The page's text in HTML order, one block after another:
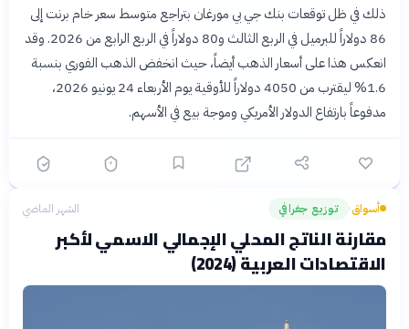
ذلك في ظل توقعات بنك جي بي مورغان بتراجع متوسط سعر خام برنت إلى
86 دولاراً للبرميل في الربع الثالث و80 دولاراً في الربع الرابع من 2026. وقد
انعكس هذا على أسعار الذهب أيضاً، حيث انخفض الذهب الفوري بنسبة
1.6% ليقترب من 4050 دولاراً للأوقية يوم الأربعاء 24 يونيو 2026،
مدفوعاً بارتفاع الدولار الأمريكي وموجة بيع في الأسهم.
أسواق› توزيع جغرافي الشهر الماضي
مقارنة الناتج المحلي الإجمالي الاسمي لأكبر
الاقتصادات العربية (2024)